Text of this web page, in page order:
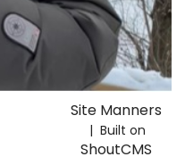
Site Manners
| Built on
ShoutCMS